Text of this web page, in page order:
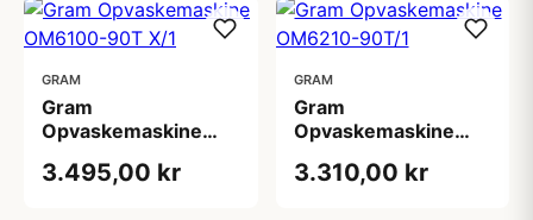
GRAM
Gram
Opvaskemaskine
3.495,00 kr
GRAM
Gram
Opvaskemaskine
3.310,00 kr